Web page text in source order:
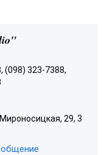
(098) 323-7388,
29, 3